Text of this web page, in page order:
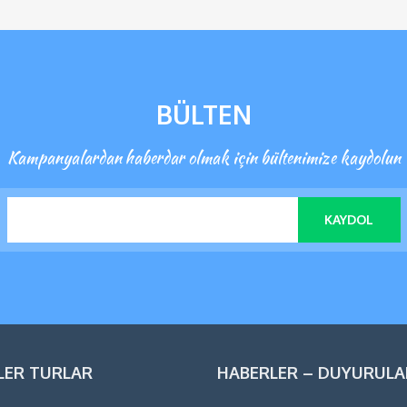
BÜLTEN
Kampanyalardan haberdar olmak için bültenimize kaydolun
KAYDOL
TURLAR HABERLER –